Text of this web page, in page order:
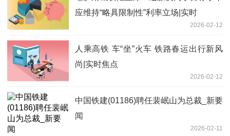
应维持“略具限制性”利率立场|实时
2026-02-12
人乘高铁 车“坐”火车 铁路春运出行新风
尚|实时焦点
2026-02-12
中国铁建(01186)聘任裴岷山为总裁_新要
闻
2026-02-11